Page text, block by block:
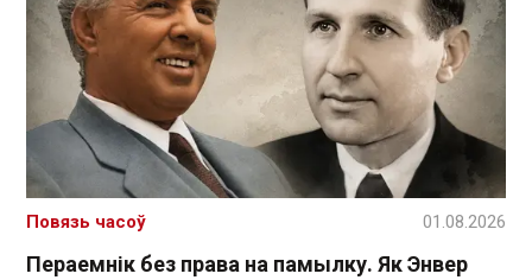
Пераемнік без права на памылку. Як Энвер
Повязь часоў 01.08.2026